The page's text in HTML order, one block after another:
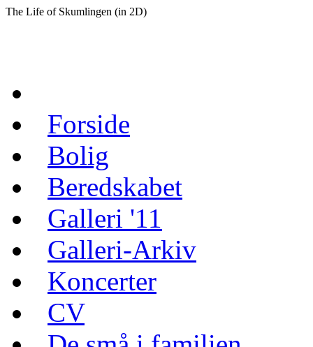
The Life of Skumlingen (in 2D)
Forside
Bolig
Beredskabet
Galleri '11
Galleri-Arkiv
Koncerter
CV